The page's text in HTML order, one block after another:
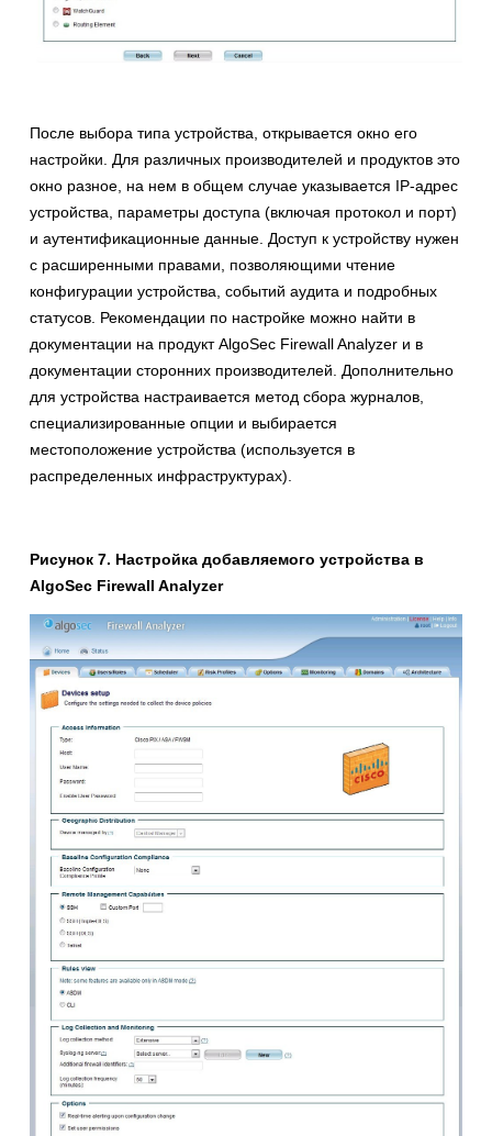
После выбора типа устройства, открывается окно его
настройки. Для различных производителей и продуктов это
окно разное, на нем в общем случае указывается IP-адрес
устройства, параметры доступа (включая протокол и порт)
и аутентификационные данные. Доступ к устройству нужен
с расширенными правами, позволяющими чтение
конфигурации устройства, событий аудита и подробных
статусов. Рекомендации по настройке можно найти в
документации на продукт AlgoSec Firewall Analyzer и в
документации сторонних производителей. Дополнительно
для устройства настраивается метод сбора журналов,
специализированные опции и выбирается
местоположение устройства (используется в
распределенных инфраструктурах).
Рисунок 7. Настройка добавляемого устройства в
AlgoSec Firewall Analyzer